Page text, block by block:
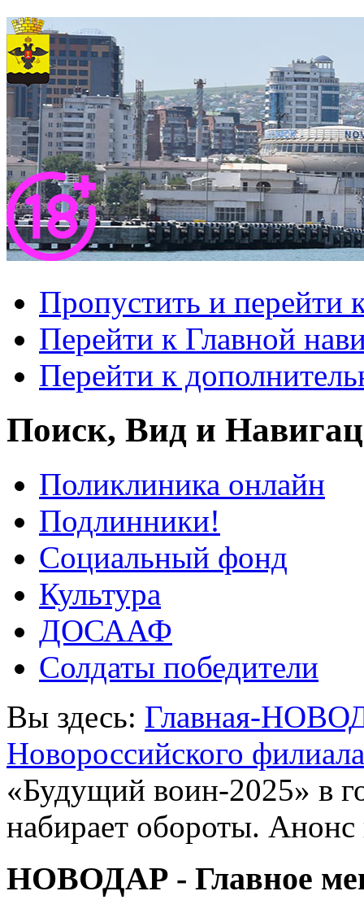
Пропустить и перейти
Перейти к Главной
Перейти к
Поиск, Вид и
Поликлиника онлайн
Подлинники!
Социальный фонд
Культура
ДОСААФ
Солдаты победители
Вы здесь: Главная-
Новороссийского
«Будущий воин-2025» в
набирает обороты.
НОВОДАР - Главное